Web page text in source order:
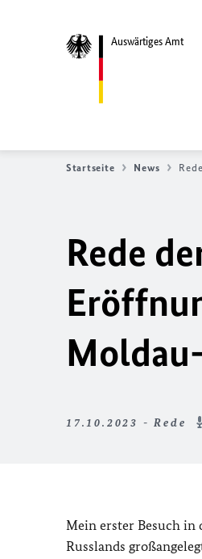
Auswärtiges Amt
Startseite News
Rede
17.10.2023 - Rede
Mein erster Besuch in
Russlands